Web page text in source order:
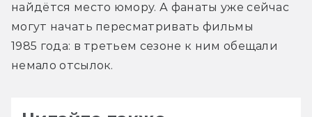
найдётся место юмору. А фанаты уже сейчас
могут начать пересматривать фильмы
1985 года: в третьем сезоне к ним обещали
немало отсылок.